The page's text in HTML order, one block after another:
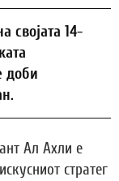
својата 14-
доби
Ал Ахли е
стратег